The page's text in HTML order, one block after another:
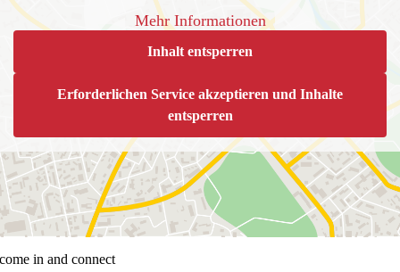
Mehr Informationen
Inhalt entsperren
Erforderlichen Service akzeptieren und Inhalte
entsperren
come in and connect